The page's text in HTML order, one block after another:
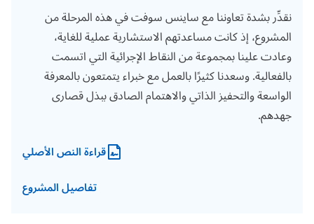
نقدِّر بشدة تعاوننا مع ساينس سوفت في هذه المرحلة من
المشروع، إذ كانت مساعدتهم الاستشارية عملية للغاية،
وعادت علينا بمجموعة من النقاط الإجرائية التي اتسمت
بالفعالية. وسعدنا كثيرًا بالعمل مع خبراء يتمتعون بالمعرفة
الواسعة والتحفيز الذاتي والاهتمام الصادق ببذل قصارى
جهدهم.
قراءة النص الأصلي
تفاصيل المشروع